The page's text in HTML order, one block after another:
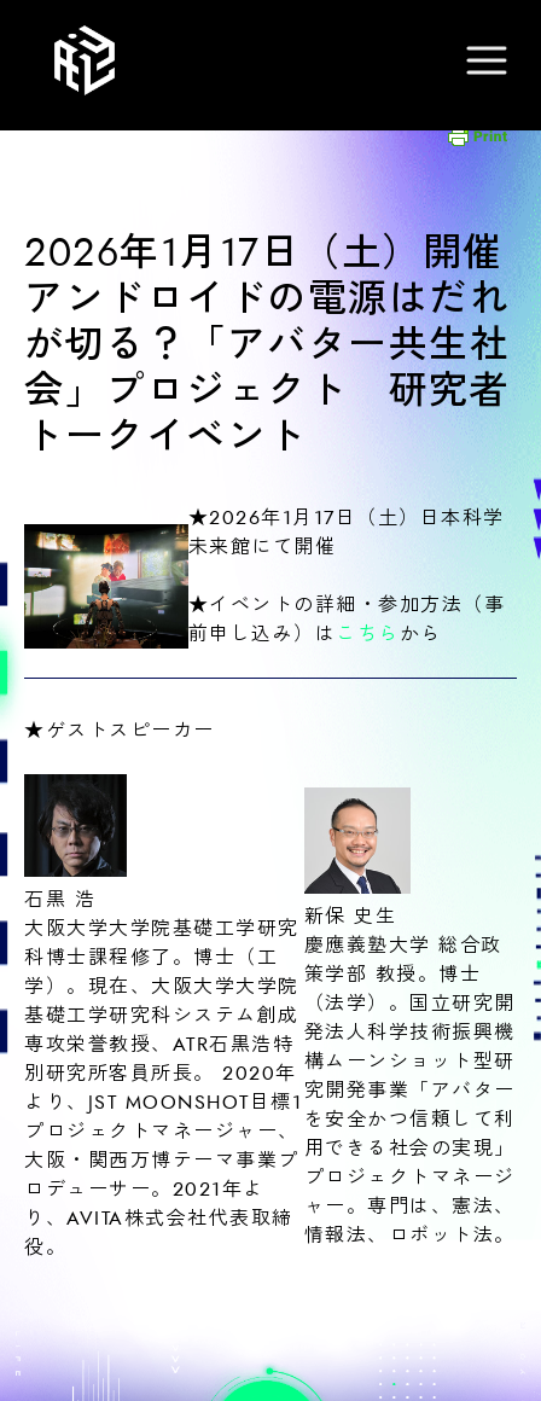
2026年1月17日（土）開催
アンドロイドの電源はだれ
が切る？「アバター共生社
会」プロジェクト 研究者
トークイベント
★2026年1月17日（土）日本科学
未来館にて開催
★イベントの詳細・参加方法（事
前申し込み）は こちら から
★ゲストスピーカー
石黒 浩
大阪大学大学院基礎工学研究
科博士課程修了。博士（工
学）。現在、大阪大学大学院
基礎工学研究科システム創成
専攻栄誉教授、ATR石黒浩特
別研究所客員所長。 2020年
より、JST MOONSHOT目標1
プロジェクトマネージャー、
大阪・関西万博テーマ事業プ
ロデューサー。2021年よ
り、AVITA株式会社代表取締
役。
新保 史生
慶應義塾大学 総合政
策学部 教授。博士
（法学）。国立研究開
発法人科学技術振興機
構ムーンショット型研
究開発事業「アバター
を安全かつ信頼して利
用できる社会の実現」
プロジェクトマネージ
ャー。専門は、憲法、
情報法、ロボット法。